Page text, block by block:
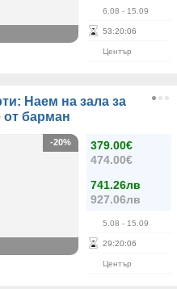
6.08 - 15.09
53:20:06
Център
Наем на зала за
барман
379.00€
474.00€
741.26лв
927.06лв
5.08 - 15.09
29:20:06
Център
-20%